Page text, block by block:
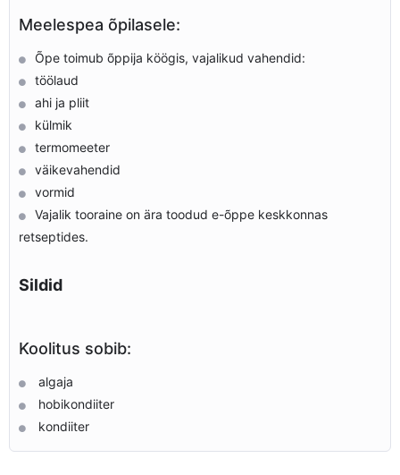
Meelespea õpilasele:
Õpe toimub õppija köögis, vajalikud vahendid:
töölaud
ahi ja pliit
külmik
termomeeter
väikevahendid
vormid
Vajalik tooraine on ära toodud e-õppe keskkonnas
retseptides.
Sildid
Koolitus sobib:
algaja
hobikondiiter
kondiiter